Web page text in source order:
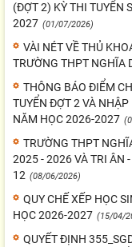
(ĐỢT 2) KỲ THI TUYỂN
2027 (01/07/2026)
VÀI NÉT VỀ THỦ
TRƯỜNG THPT NGHĨA
THÔNG BÁO ĐIỂM
TUYỂN ĐỢT 2 VÀ
NĂM HỌC 2026-2027
TRƯỜNG THPT
2025 - 2026 VÀ TRI ÂN
12 (08/06/2026)
QUY CHẾ XẾP HỌC
HỌC 2026-2027 (15/04/
QUYẾT ĐỊNH